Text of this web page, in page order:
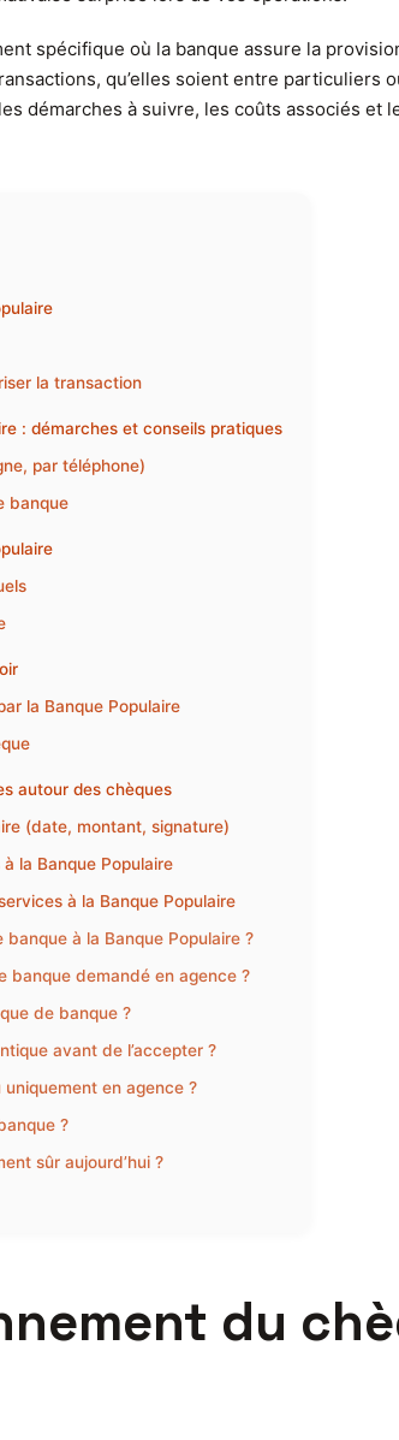
spécifique où la banque assure la
qu’elles soient entre particuliers
démarches à suivre, les coûts associés et
la transaction
: démarches et conseils pratiques
par téléphone)
banque
la Banque Populaire
autour des chèques
(date, montant, signature)
la Banque Populaire
à la Banque Populaire
à la Banque Populaire ?
banque demandé en agence ?
de banque ?
avant de l’accepter ?
en agence ?
?
sûr aujourd’hui ?
du